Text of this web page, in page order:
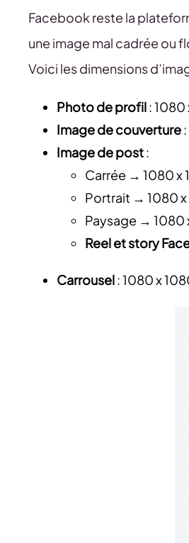
Facebook reste la
une image mal cadrée ou
Voici les dimensions
Photo de profil: 1080
Image de couverture
Image de post:
Carrée → 1080 x
Portrait → 1080 x
Paysage → 1080
Reel et story
Carrousel: 1080 x